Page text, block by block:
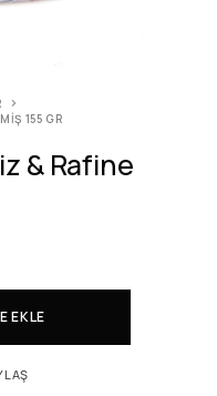
155 GR
& Rafine
EKLE